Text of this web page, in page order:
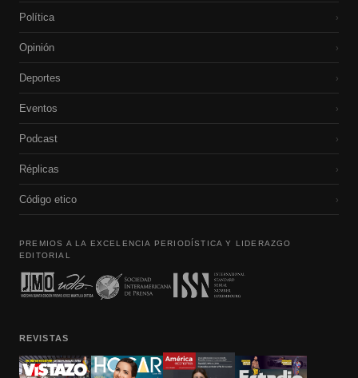
Política ›
Opinión ›
Deportes ›
Eventos ›
Podcast ›
Réplicas ›
Código etico ›
PREMIOS A LA EXCELENCIA PERIODÍSTICA Y LIDERAZGO
EDITORIAL
REVISTAS